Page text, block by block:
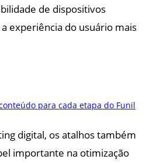
de dispositivos
experiência do usuário mais
digital, os atalhos também
importante na otimização